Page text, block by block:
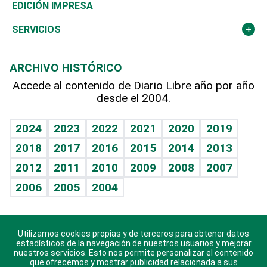
Resto del mundo
Global y variable
Economía personal
Novedades
Podcast Arte Libre
Hablando con el pediatra
Vida y familia
Eñe
Celebrando la vida
Sin complejos
En pocas palabras
Escuchando al corazón
Olimpismo
Más deportes
Línea de hit
TBT Deportivo
Noticiero Poteleche
Columnistas
Más firmas
Martes de tecnología
Cambio climático
Deportes
Opinión
Hecho en casa
Guía del dinero
EDICIÓN IMPRESA
SERVICIOS
Cumpleaños
Horóscopos
Crucigramas
ARCHIVO HISTÓRICO
Accede al contenido de Diario Libre año por año
desde el 2004.
2024 2023 2022 2021 2020
2019
2018
2017 2016 2015 2014
2013
2012
2011 2010 2009 2008
2007
2006
2005 2004
Descarga nuestras aplicaciones para Android, iOS y
sistema Huawei.
Utilizamos cookies propias y de terceros para obtener datos
estadísticos de la navegación de nuestros usuarios y mejorar
nuestros servicios. Esto nos permite personalizar el contenido
que ofrecemos y mostrar publicidad relacionada a sus